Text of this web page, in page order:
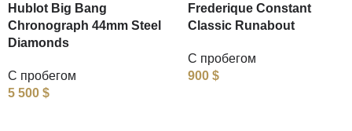
Hublot Big Bang
Chronograph 44mm Steel
Diamonds
С пробегом
5 500 $
Frederique Constant
Classic Runabout
С пробегом
900 $